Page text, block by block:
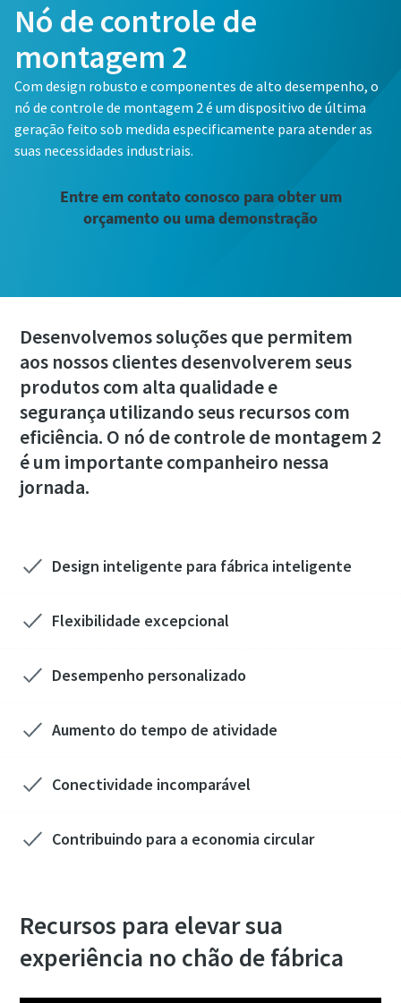
Descubra entrevistas inspiradoras e envolventes sobre a
Nó de controle de
montagem 2
Com design robusto e componentes de alto desempenho, o
nó de controle de montagem 2 é um dispositivo de última
geração feito sob medida especificamente para atender as
suas necessidades industriais.
Entre em contato conosco para obter um
orçamento ou uma demonstração
Desenvolvemos soluções que permitem
aos nossos clientes desenvolverem seus
produtos com alta qualidade e
segurança utilizando seus recursos com
eficiência. O nó de controle de montagem 2
é um importante companheiro nessa
jornada.
Design inteligente para fábrica inteligente
Flexibilidade excepcional
Desempenho personalizado
Aumento do tempo de atividade
Conectividade incomparável
Contribuindo para a economia circular
Recursos para elevar sua
experiência no chão de fábrica